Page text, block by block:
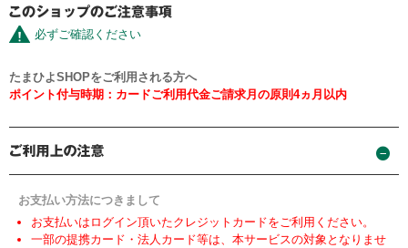
必ずご確認ください
たまひよSHOPをご利用される方へ
ポイント付与時期：カードご利用代金ご請求月の原則4ヵ月以内
お支払い方法につきまして
お支払いはログイン頂いたクレジットカードをご利用ください。
一部の提携カード・法人カード等は、本サービスの対象となりませ